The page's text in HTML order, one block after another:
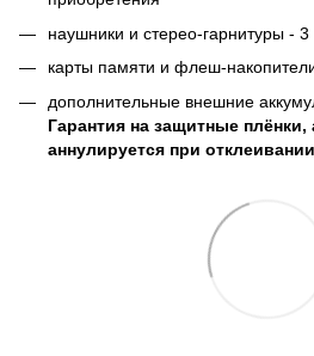
наушники и стерео-гарнитуры -
карты памяти и флеш-
дополнительные внешние
Гарантия на защитные плёнки,
аннулируется при